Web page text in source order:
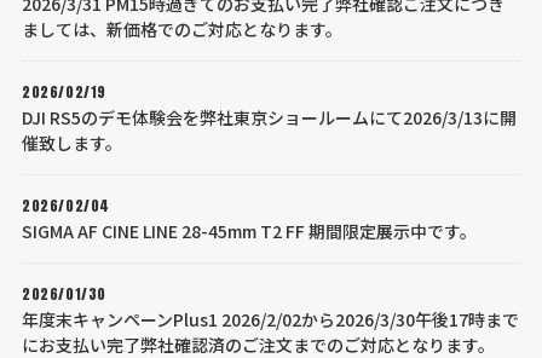
ましては、新価格でのご対応となります。
2026/02/19
DJI RS5のデモ体験会を弊社東京ショールームにて2026/3/13に開
催致します。
2026/02/04
SIGMA AF CINE LINE 28-45mm T2 FF 期間限定展示中です。
2026/01/30
年度末キャンペーンPlus1 2026/2/02から2026/3/30午後17時まで
にお支払い完了弊社確認済のご注文までのご対応となります。